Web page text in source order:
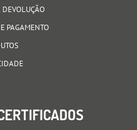
DEVOLUÇÃO
PAGAMENTO